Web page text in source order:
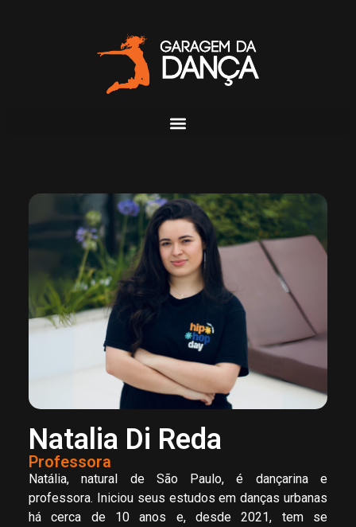
Natalia Di Reda
Professora
Natália, natural de São Paulo, é dançarina e
professora. Iniciou seus estudos em danças urbanas
há cerca de 10 anos e, desde 2021, tem se